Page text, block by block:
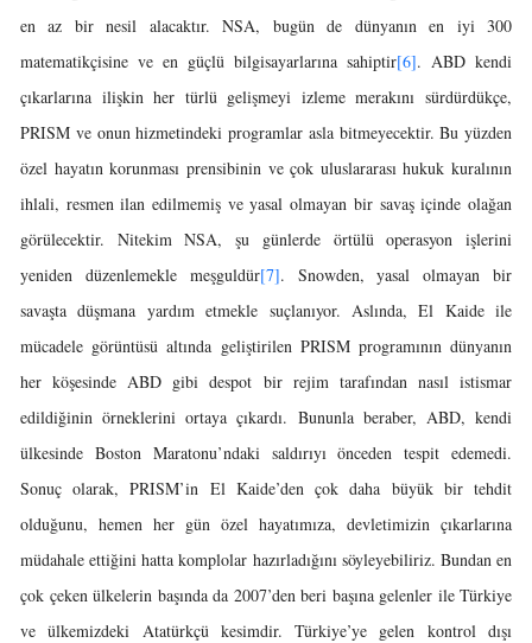
en az bir nesil alacaktır. NSA, bugün de dünyanın en iyi 300
matematikçisine ve en güçlü bilgisayarlarına sahiptir[6]. ABD kendi
çıkarlarına ilişkin her türlü gelişmeyi izleme merakını sürdürdükçe,
PRISM ve onun hizmetindeki programlar asla bitmeyecektir. Bu yüzden
özel hayatın korunması prensibinin ve çok uluslararası hukuk kuralının
ihlali, resmen ilan edilmemiş ve yasal olmayan bir savaş içinde olağan
görülecektir. Nitekim NSA, şu günlerde örtülü operasyon işlerini
yeniden düzenlemekle meşguldür[7]. Snowden, yasal olmayan bir
savaşta düşmana yardım etmekle suçlanıyor. Aslında, El Kaide ile
mücadele görüntüsü altında geliştirilen PRISM programının dünyanın
her köşesinde ABD gibi despot bir rejim tarafından nasıl istismar
edildiğinin örneklerini ortaya çıkardı. Bununla beraber, ABD, kendi
ülkesinde Boston Maratonu’ndaki saldırıyı önceden tespit edemedi.
Sonuç olarak, PRISM’in El Kaide’den çok daha büyük bir tehdit
olduğunu, hemen her gün özel hayatımıza, devletimizin çıkarlarına
müdahale ettiğini hatta komplolar hazırladığını söyleyebiliriz. Bundan en
çok çeken ülkelerin başında da 2007’den beri başına gelenler ile Türkiye
ve ülkemizdeki Atatürkçü kesimdir. Türkiye’ye gelen kontrol dışı